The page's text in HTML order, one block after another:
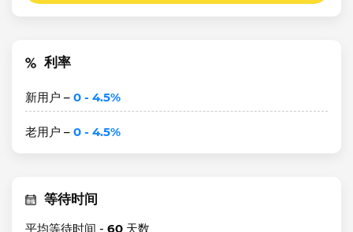
利率
新用户 – 0 - 4.5%
老用户 – 0 - 4.5%
等待时间
平均等待时间 - 60 天数